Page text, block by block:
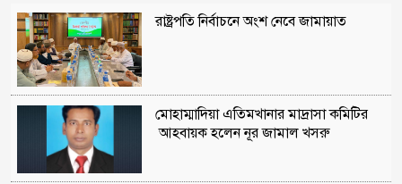
রাষ্ট্রপতি নির্বাচনে অংশ নেবে জামায়াত
মোহাম্মাদিয়া এতিমখানার মাদ্রাসা কমিটির
আহবায়ক হলেন নূর জামাল খসরু